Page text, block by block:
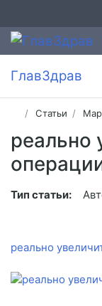
ГлавЗдрав
Статьи
реально
Тип статьи:
реально